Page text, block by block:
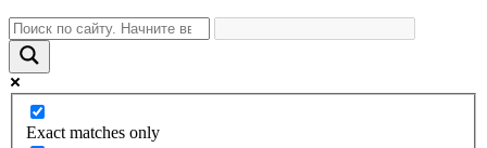
Exact matches only